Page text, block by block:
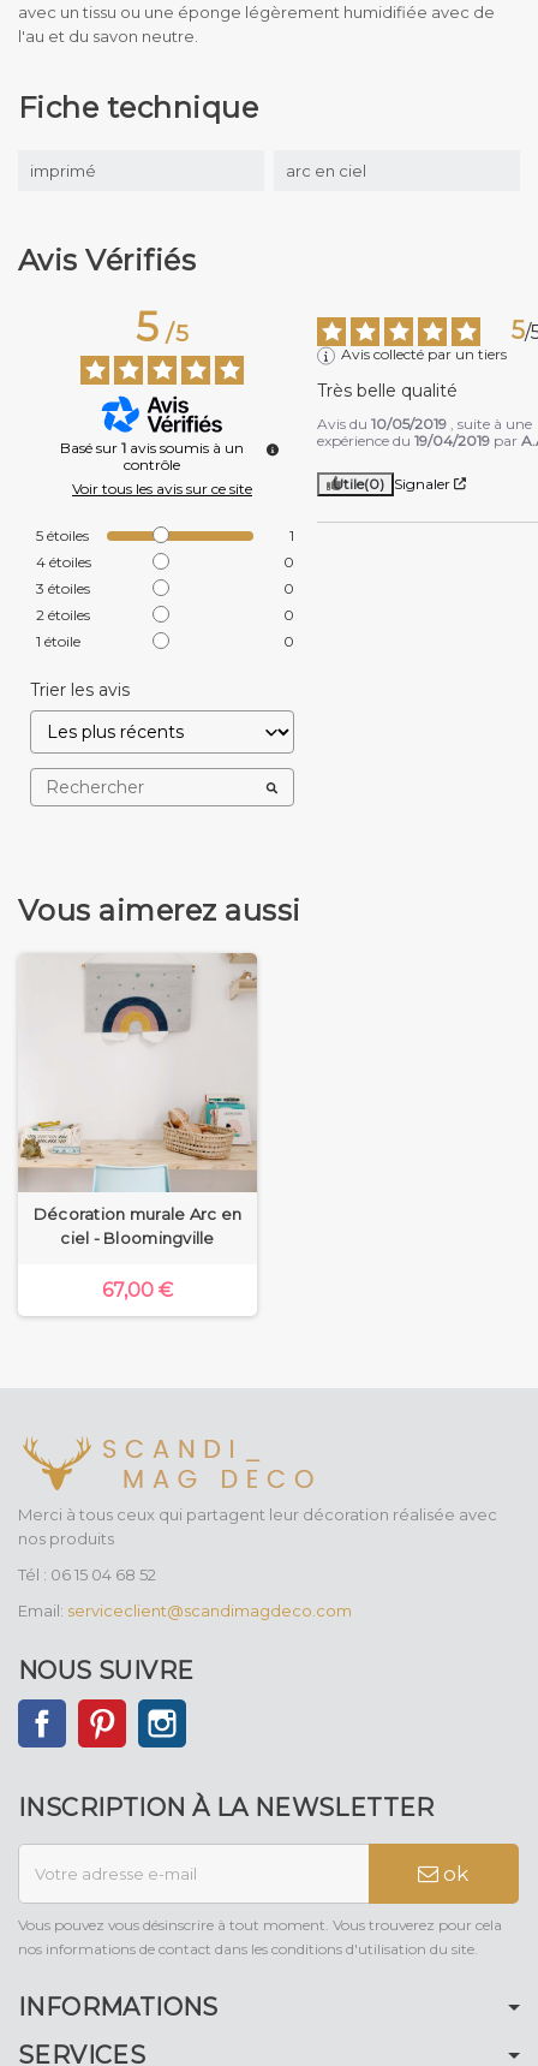
avec un tissu ou une éponge légèrement humidifiée avec de
l'au et du savon neutre.
Fiche technique
imprimé arc en ciel
Avis Vérifiés
5/5
Basé sur 1 avis soumis à un
contrôle
Voir tous les avis sur ce site
5 étoiles
1
4 étoiles
0
3 étoiles
0
2 étoiles
0
1 étoile 0
Trier les avis
5/
Avis collecté par un tiers
Très belle qualité
Avis du10/05/2019 , suite à une
expérience du19/04/2019 par
Utile(0) Signaler
Vous aimerez aussi
Décoration murale Arc en
ciel - Bloomingville
67,00 €
Merci à tous ceux qui partagent leur décoration réalisée avec
nos produits
Tél : 06 15 04 68 52
Email: serviceclient@scandimagdeco.com
NOUS SUIVRE
FacebookPinterest
INSCRIPTION À LA NEWSLETTER
ok
Vous pouvez vous désinscrire à tout moment. Vous trouverez pour cela
nos informations de contact dans les conditions d'utilisation du site.
INFORMATIONS
SERVICES